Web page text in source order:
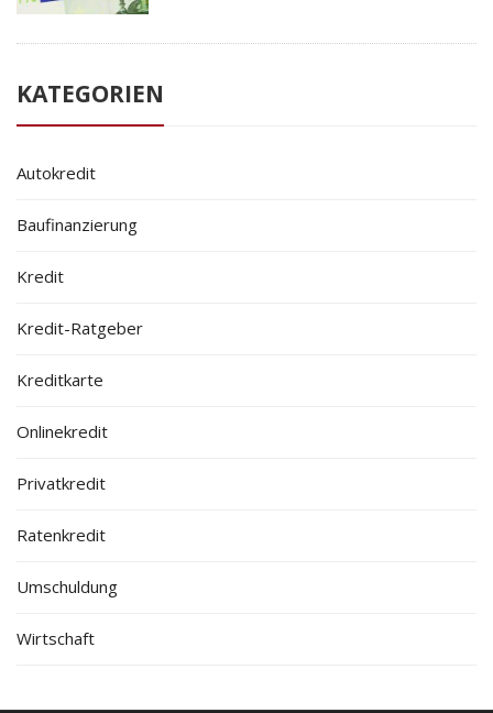
KATEGORIEN
Autokredit
Baufinanzierung
Kredit
Kredit-Ratgeber
Kreditkarte
Onlinekredit
Privatkredit
Ratenkredit
Umschuldung
Wirtschaft